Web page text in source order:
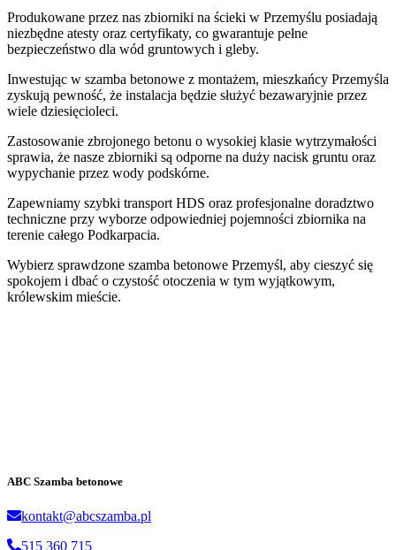
Produkowane przez nas zbiorniki na ścieki w Przemyślu posiadają
niezbędne atesty oraz certyfikaty, co gwarantuje pełne
bezpieczeństwo dla wód gruntowych i gleby.
Inwestując w szamba betonowe z montażem, mieszkańcy Przemyśla
zyskują pewność, że instalacja będzie służyć bezawaryjnie przez
wiele dziesięcioleci.
Zastosowanie zbrojonego betonu o wysokiej klasie wytrzymałości
sprawia, że nasze zbiorniki są odporne na duży nacisk gruntu oraz
wypychanie przez wody podskórne.
Zapewniamy szybki transport HDS oraz profesjonalne doradztwo
techniczne przy wyborze odpowiedniej pojemności zbiornika na
terenie całego Podkarpacia.
Wybierz sprawdzone szamba betonowe Przemyśl, aby cieszyć się
spokojem i dbać o czystość otoczenia w tym wyjątkowym,
królewskim mieście.
ABC Szamba betonowe
kontakt@abcszamba.pl
515 360 715